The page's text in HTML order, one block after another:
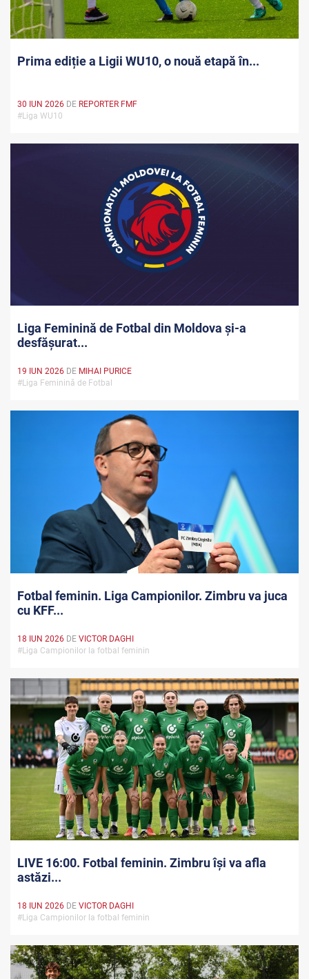
Prima ediție a Ligii WU10, o nouă etapă în...
30 IUN 2026 DE REPORTER FMF
#Liga WU10
Liga Feminină de Fotbal din Moldova și-a
desfășurat...
19 IUN 2026 DE MIHAI PURICE
#Liga Feminină de Fotbal
Fotbal feminin. Liga Campionilor. Zimbru va juca
cu KFF...
18 IUN 2026 DE VICTOR DAGHI
#Liga Campionilor la fotbal feminin
LIVE 16:00. Fotbal feminin. Zimbru își va afla
astăzi...
18 IUN 2026 DE VICTOR DAGHI
#Liga Campionilor la fotbal feminin